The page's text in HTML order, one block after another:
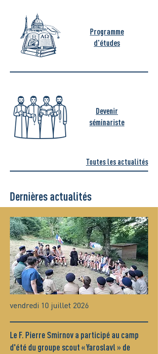
Programme
d'études
Devenir
séminariste
Toutes les actualités
Dernières actualités
vendredi 10 juillet 2026
Le F. Pierre Smirnov a participé au camp
d'été du groupe scout « Yaroslavl » de